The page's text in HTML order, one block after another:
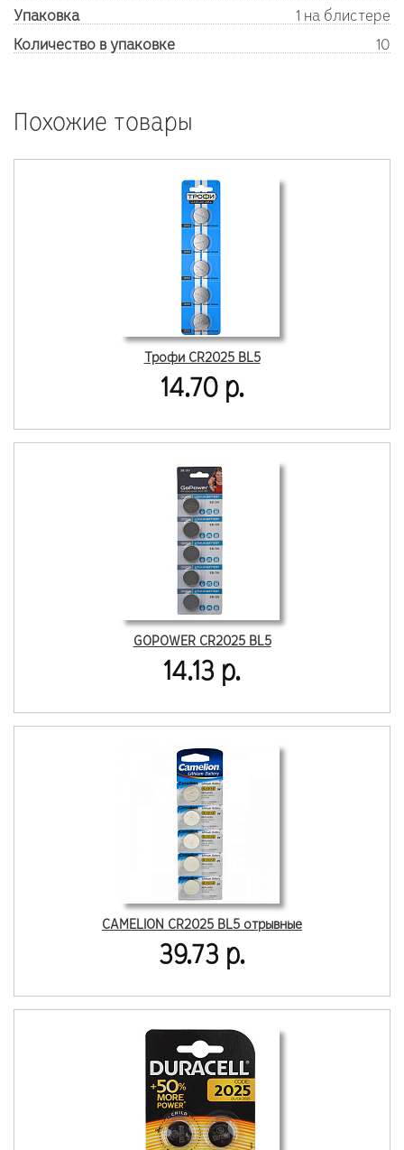
Упаковка
1 на блистере
Количество в упаковке
10
Похожие товары
Трофи CR2025 BL5
14.70 р.
GOPOWER CR2025 BL5
14.13 р.
CAMELION CR2025 BL5 отрывные
39.73 р.